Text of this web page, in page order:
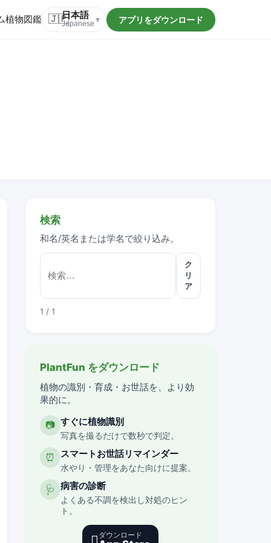
植物図鑑 🇯🇵日本語
Japanese ▾ アプリをダウンロード
検索
和名/英名または学名で絞り込み。
ク
リ
ア
1 / 1
PlantFun をダウンロード
植物の識別・育成・お世話を、より効
果的に。
📷 すぐに植物識別
写真を撮るだけで数秒で判定。
⏰ スマートお世話リマインダー
水やり・管理をあなた向けに提案。
🩺 病害の診断
よくある不調を検出し対処のヒン
ト。
 ダウンロード